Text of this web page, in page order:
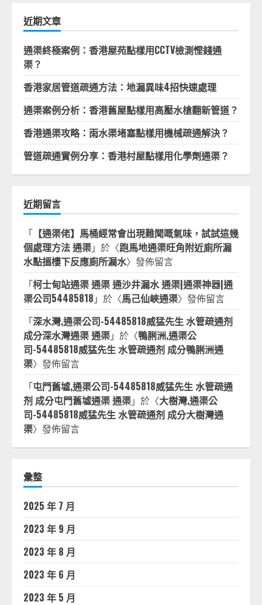
字:
近期文章
通渠終極案例：香港屋苑點樣用CCTV檢測慳錢通
渠？
香港家居管道疏通方法：地漏異味4招快速處理
通渠案例分析：香港舊屋點樣用高壓水槍翻新管道？
香港通渠攻略：雨水渠堵塞點樣用機械疏通解決？
管道疏通實例分享：香港村屋點樣用化學劑通渠？
近期留言
「 【通渠佬】馬桶經常會出現難聞嘅氣味，試試這幾
個處理方法 通渠」於〈跑馬地通渠旺角附近廁所漏
水點搵樓下反應廁所漏水〉發佈留言
「柯士甸站通渠 通渠 通沙井漏水 通渠|通渠神器|通
渠公司54485818 」於〈馬己仙峽通渠〉發佈留言
「深水灣,通渠公司-54485818威猛先生 水管疏通剂
成分深水灣通渠 通渠」於〈鴨脷洲,通渠公
司-54485818威猛先生 水管疏通剂 成分鴨脷洲通
渠〉發佈留言
「屯門舊墟,通渠公司-54485818威猛先生 水管疏通
剂 成分屯門舊墟通渠 通渠」於〈大樹灣,通渠公
司-54485818威猛先生 水管疏通剂 成分大樹灣通
渠〉發佈留言
彙整
2025 年 7 月
2023 年 9 月
2023 年 8 月
2023 年 6 月
2023 年 5 月